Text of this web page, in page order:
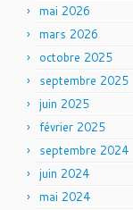
mai 2026
mars 2026
octobre 2025
septembre 2025
juin 2025
février 2025
septembre 2024
juin 2024
mai 2024